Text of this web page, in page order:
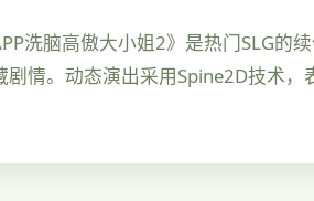
洗脑高傲大小姐2》是热门SLG
剧情。动态演出采用Spine2D技术，